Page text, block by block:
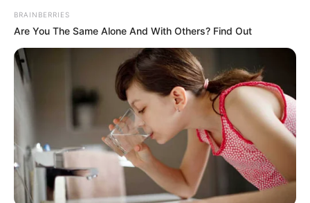
Συνέντευξη Alexander Dugin σχολιάζοντας
τον λόγο Πούτιν: Είναι η έναρξη της
Νικηφόρας...
Κυριακή, 2 Οκτωβρίου 2022, 13:05
Συνέντευξη Alexander Dugin σχολιάζοντας τον...
BRAINBERRIES
Are You The Same Alone And With Others? Find Out